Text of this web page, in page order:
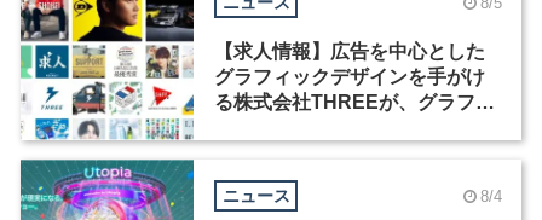
【求人情報】広告を中心とした
グラフィックデザインを手がけ
る株式会社THREEが、グラフィ
ニュース 8/4